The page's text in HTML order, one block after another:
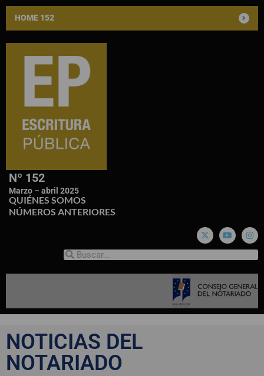
HOME 152
Nº 152
Marzo – abril 2025
QUIÉNES SOMOS
NÚMEROS ANTERIORES
NOTICIAS DEL
NOTARIADO